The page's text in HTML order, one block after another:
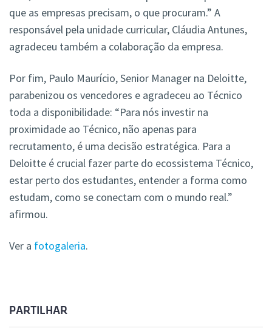
que as empresas precisam, o que procuram.” A
responsável pela unidade curricular, Cláudia Antunes,
agradeceu também a colaboração da empresa.
Por fim, Paulo Maurício, Senior Manager na Deloitte,
parabenizou os vencedores e agradeceu ao Técnico
toda a disponibilidade: “Para nós investir na
proximidade ao Técnico, não apenas para
recrutamento, é uma decisão estratégica. Para a
Deloitte é crucial fazer parte do ecossistema Técnico,
estar perto dos estudantes, entender a forma como
estudam, como se conectam com o mundo real.”
afirmou.
Ver a fotogaleria.
PARTILHAR